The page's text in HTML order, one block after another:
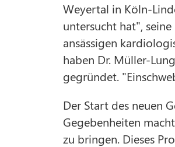
Weyertal in Köln-
untersucht hat",
ansässigen
haben Dr. Müller-
gegründet.
Der Start des neuen
Gegebenheiten
zu bringen. Dieses